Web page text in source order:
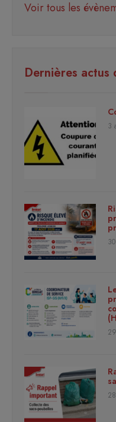
Voir tous les
Dernières actus
3